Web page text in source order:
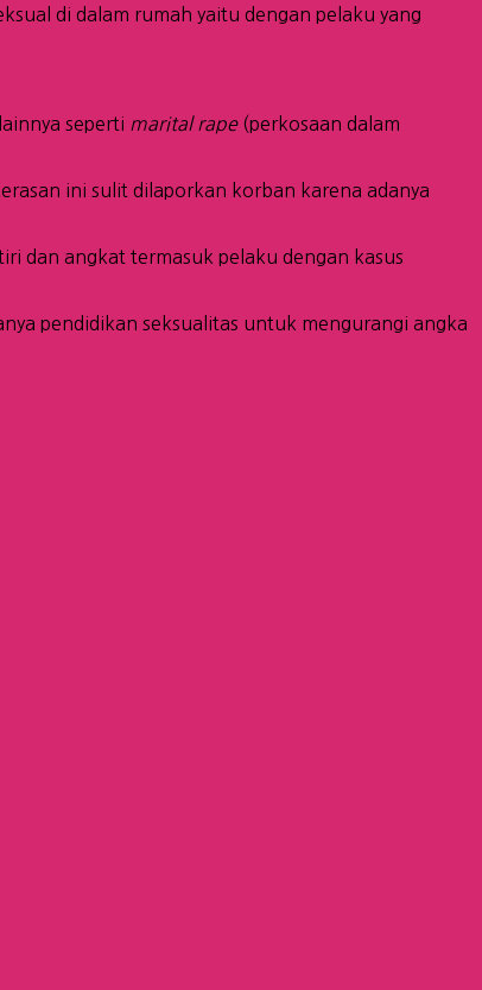
di dalam rumah yaitu dengan pelaku yang
seperti marital rape(perkosaan dalam
ini sulit dilaporkan korban karena adanya
dan angkat termasuk pelaku dengan kasus
pendidikan seksualitas untuk mengurangi angka